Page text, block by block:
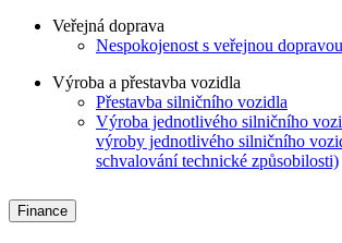
Veřejná doprava
Nespokojenost s veřejnou dopravou
Výroba a přestavba vozidla
Přestavba silničního vozidla
Výroba jednotlivého silničního
výroby jednotlivého silničního
schvalování technické způsobilosti)
Finance